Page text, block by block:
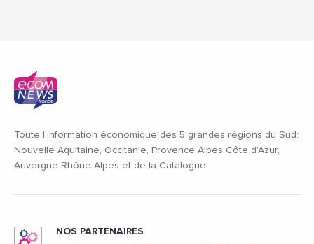
Toute l'information économique des 5 grandes régions du Sud:
Nouvelle Aquitaine, Occitanie, Provence Alpes Côte d'Azur,
Auvergne Rhône Alpes et de la Catalogne
NOS PARTENAIRES